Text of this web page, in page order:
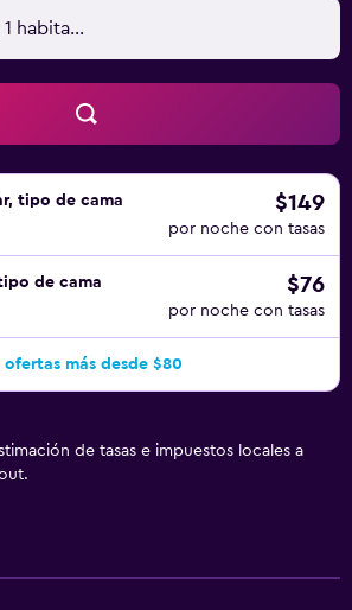
habitación
tipo de cama
$149
por noche con tasas
de cama
$76
por noche con tasas
ofertas más desde $80
de tasas e impuestos locales a